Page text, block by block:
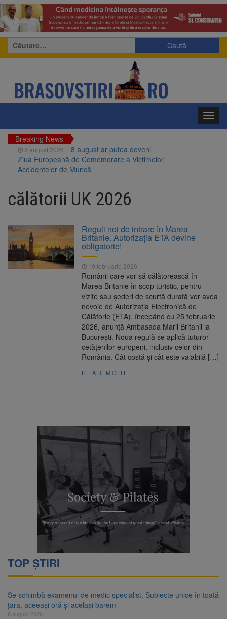
Caută
după:
Breaking News
8 august 2026
8 august ar putea deveni
Ziua Europeană de Comemorare a Victimelor
Accidentelor de Muncă
fostului complex Duplex 91, de lângă Piața
Star
Nivelul Dunării a început să crească
8 august 2026
Asociația Română pentru
Iluminat cere reducerea luminii pe timpul
nopții, nu oprirea iluminatului public
7 august 2026
Trafic blocat pe DN1E Brașov
– Poiana Brașov după un accident. Două
persoane primesc îngrijiri medicale
Se schimbă examenul de
medic specialist. Subiecte unice în toată țara,
aceeași oră și același barem
călătorii UK 2026
Reguli noi de intrare în Marea
Britanie. Autorizația ETA devine
obligatorie!
19 februarie 2026
Românii care vor să călătorească în
Marea Britanie în scop turistic, pentru
vizite sau șederi de scurtă durată vor avea
nevoie de Autorizația Electronică de
Călătorie (ETA), începând cu 25 februarie
2026, anunță Ambasada Marii Britanii la
București. Noua regulă se aplică tuturor
cetățenilor europeni, inclusiv celor din
România. Cât costă și cât este valabilă […]
READ MORE
TOP ȘTIRI
Se schimbă examenul de medic specialist. Subiecte unice în toată
țara, aceeași oră și același barem
8 august 2026